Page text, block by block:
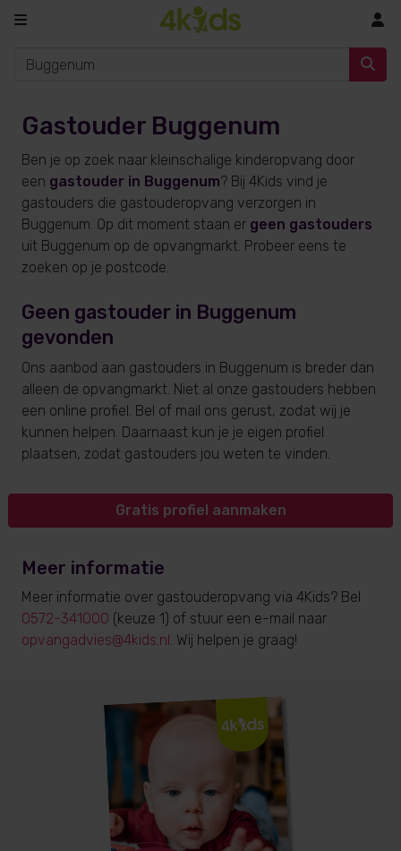
Gastouder Buggenum
Ben je op zoek naar kleinschalige kinderopvang door
een gastouder in Buggenum? Bij 4Kids vind je
gastouders die gastouderopvang verzorgen in
Buggenum. Op dit moment staan er geen gastouders
uit Buggenum op de opvangmarkt. Probeer eens te
zoeken op je postcode.
Geen gastouder in Buggenum
gevonden
Ons aanbod aan gastouders in Buggenum is breder dan
alleen de opvangmarkt. Niet al onze gastouders hebben
een online profiel. Bel of mail ons gerust, zodat wij je
kunnen helpen. Daarnaast kun je je eigen profiel
plaatsen, zodat gastouders jou weten te vinden.
Gratis profiel aanmaken
Meer informatie
Meer informatie over gastouderopvang via 4Kids? Bel
0572-341000 (keuze 1) of stuur een e-mail naar
opvangadvies@4kids.nl. Wij helpen je graag!